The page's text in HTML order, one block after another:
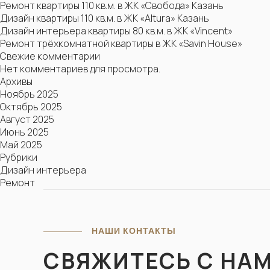
Ремонт квартиры 110 кв.м. в ЖК «Свобода» Казань
Дизайн квартиры 110 кв.м. в ЖК «Altura» Казань
Дизайн интерьера квартиры 80 кв.м. в ЖК «Vincent»
Ремонт трёхкомнатной квартиры в ЖК «Savin House»
Свежие комментарии
Нет комментариев для просмотра.
Архивы
Ноябрь 2025
Октябрь 2025
Август 2025
Июнь 2025
Май 2025
Рубрики
Дизайн интерьера
Ремонт
НАШИ КОНТАКТЫ
СВЯЖИТЕСЬ С